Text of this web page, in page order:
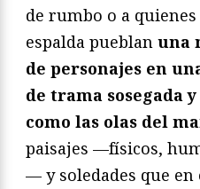
de rumbo o a
espalda pueblan una
de personajes en
de trama sosegada
como las olas del
paisajes —físicos,
— y soledades que en